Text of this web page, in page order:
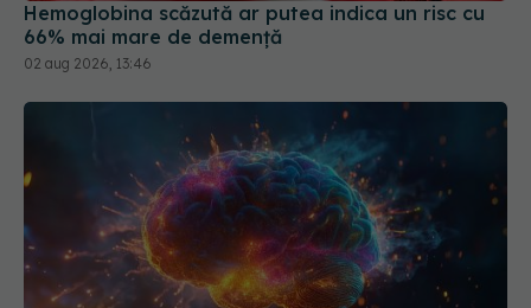
Hemoglobina scăzută ar putea indica un risc cu
66% mai mare de demență
02 aug 2026, 13:46